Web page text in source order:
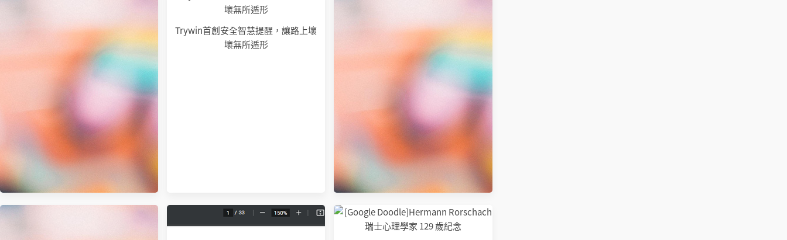
Trywin首創安全智慧提醒，讓路上壞
壞無所遁形